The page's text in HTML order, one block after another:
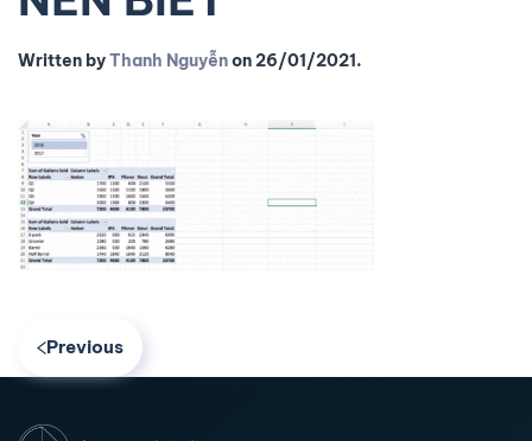
Written byThanh Nguyễnon26/01/2021.
Previous